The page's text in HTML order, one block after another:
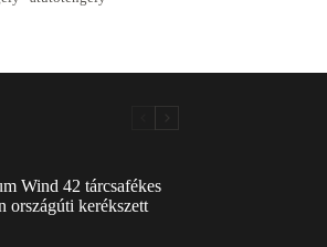
Wind 42 tárcsafékes
országúti kerékszett